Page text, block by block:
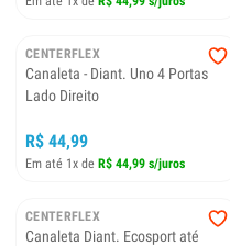
CENTERFLEX
Canaleta - Diant. Uno 4 Portas
Lado Direito
R$ 44,99
Em até 1x de R$ 44,99 s/juros
CENTERFLEX
Canaleta Diant. Ecosport até